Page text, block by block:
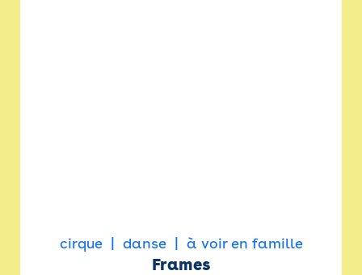
cirque danse à voir en famille
Frames